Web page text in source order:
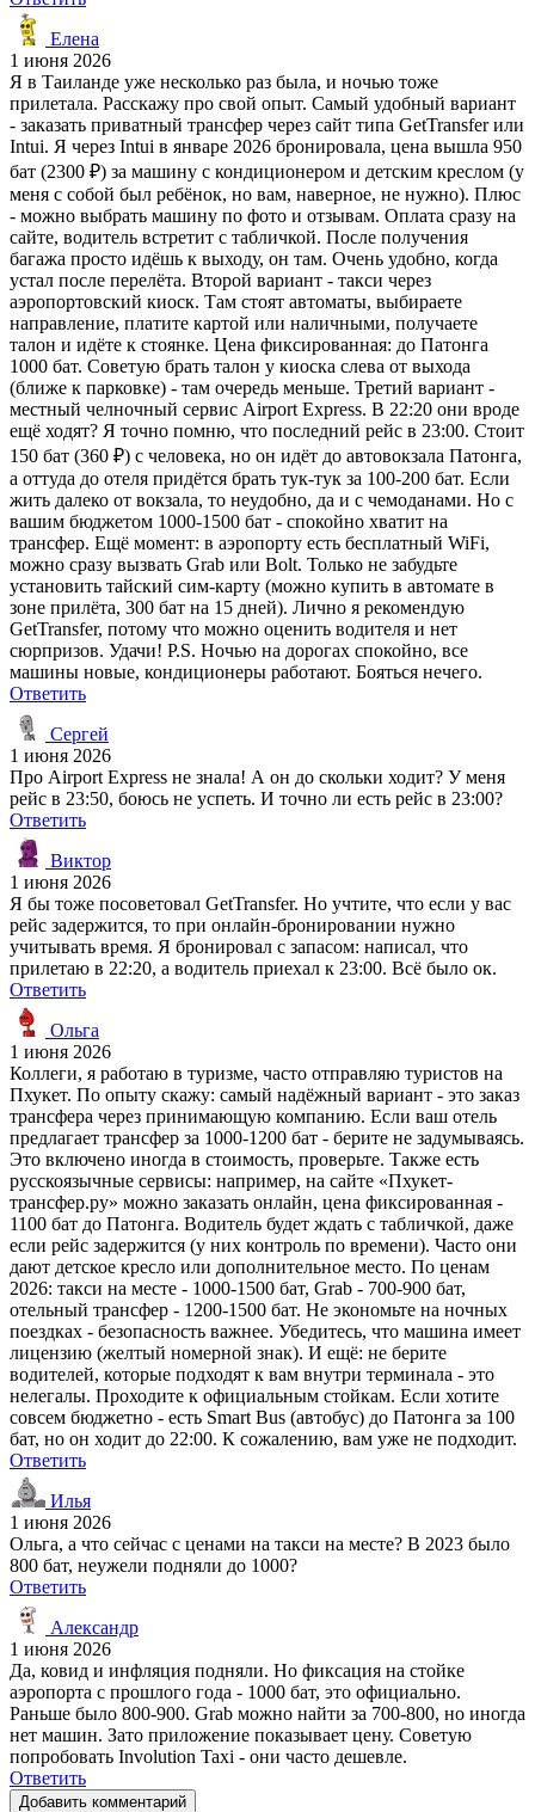
Елена
1 июня 2026
Я в Таиланде уже несколько раз была, и ночью тоже
прилетала. Расскажу про свой опыт. Самый удобный вариант
- заказать приватный трансфер через сайт типа GetTransfer или
Intui. Я через Intui в январе 2026 бронировала, цена вышла 950
бат (2300 ₽) за машину с кондиционером и детским креслом (у
меня с собой был ребёнок, но вам, наверное, не нужно). Плюс
- можно выбрать машину по фото и отзывам. Оплата сразу на
сайте, водитель встретит с табличкой. После получения
багажа просто идёшь к выходу, он там. Очень удобно, когда
устал после перелёта. Второй вариант - такси через
аэропортовский киоск. Там стоят автоматы, выбираете
направление, платите картой или наличными, получаете
талон и идёте к стоянке. Цена фиксированная: до Патонга
1000 бат. Советую брать талон у киоска слева от выхода
(ближе к парковке) - там очередь меньше. Третий вариант -
местный челночный сервис Airport Express. В 22:20 они вроде
ещё ходят? Я точно помню, что последний рейс в 23:00. Стоит
150 бат (360 ₽) с человека, но он идёт до автовокзала Патонга,
а оттуда до отеля придётся брать тук-тук за 100-200 бат. Если
жить далеко от вокзала, то неудобно, да и с чемоданами. Но с
вашим бюджетом 1000-1500 бат - спокойно хватит на
трансфер. Ещё момент: в аэропорту есть бесплатный WiFi,
можно сразу вызвать Grab или Bolt. Только не забудьте
установить тайский сим-карту (можно купить в автомате в
зоне прилёта, 300 бат на 15 дней). Лично я рекомендую
GetTransfer, потому что можно оценить водителя и нет
сюрпризов. Удачи! P.S. Ночью на дорогах спокойно, все
машины новые, кондиционеры работают. Бояться нечего.
Ответить
Сергей
1 июня 2026
Про Airport Express не знала! А он до скольки ходит? У меня
рейс в 23:50, боюсь не успеть. И точно ли есть рейс в 23:00?
Ответить
Виктор
1 июня 2026
Я бы тоже посоветовал GetTransfer. Но учтите, что если у вас
рейс задержится, то при онлайн-бронировании нужно
учитывать время. Я бронировал с запасом: написал, что
прилетаю в 22:20, а водитель приехал к 23:00. Всё было ок.
Ответить
Ольга
1 июня 2026
Коллеги, я работаю в туризме, часто отправляю туристов на
Пхукет. По опыту скажу: самый надёжный вариант - это заказ
трансфера через принимающую компанию. Если ваш отель
предлагает трансфер за 1000-1200 бат - берите не задумываясь.
Это включено иногда в стоимость, проверьте. Также есть
русскоязычные сервисы: например, на сайте «Пхукет-
трансфер.ру» можно заказать онлайн, цена фиксированная -
1100 бат до Патонга. Водитель будет ждать с табличкой, даже
если рейс задержится (у них контроль по времени). Часто они
дают детское кресло или дополнительное место. По ценам
2026: такси на месте - 1000-1500 бат, Grab - 700-900 бат,
отельный трансфер - 1200-1500 бат. Не экономьте на ночных
поездках - безопасность важнее. Убедитесь, что машина имеет
лицензию (желтый номерной знак). И ещё: не берите
водителей, которые подходят к вам внутри терминала - это
нелегалы. Проходите к официальным стойкам. Если хотите
совсем бюджетно - есть Smart Bus (автобус) до Патонга за 100
бат, но он ходит до 22:00. К сожалению, вам уже не подходит.
Ответить
Илья
1 июня 2026
Ольга, а что сейчас с ценами на такси на месте? В 2023 было
800 бат, неужели подняли до 1000?
Ответить
Александр
1 июня 2026
Да, ковид и инфляция подняли. Но фиксация на стойке
аэропорта с прошлого года - 1000 бат, это официально.
Раньше было 800-900. Grab можно найти за 700-800, но иногда
нет машин. Зато приложение показывает цену. Советую
попробовать Involution Taxi - они часто дешевле.
Ответить
Добавить комментарий